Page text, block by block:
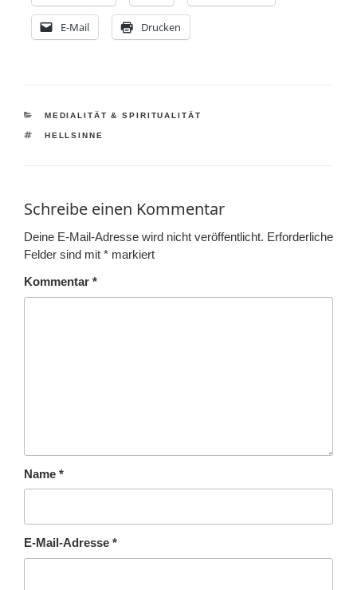
E-Mail Drucken
KATEGORIEN
MEDIALITÄT & SPIRITUALITÄT
SCHLAGWÖRTER
HELLSINNE
Schreibe einen Kommentar
Deine E-Mail-Adresse wird nicht veröffentlicht. Erforderliche
Felder sind mit * markiert
Kommentar *
Name *
E-Mail-Adresse *